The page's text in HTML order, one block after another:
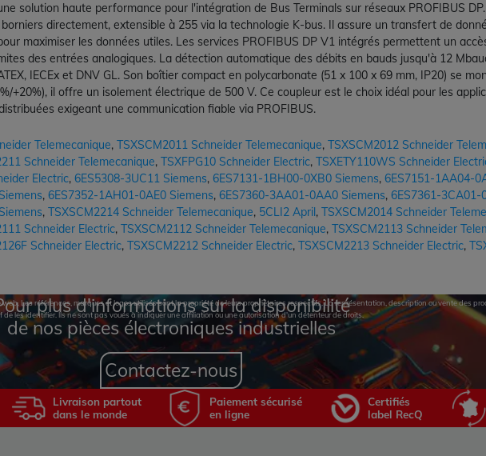
solution haute performance pour l'intégration de Bus Terminals sur réseaux PROFIBUS
directement, extensible à 255 via la technologie K-bus. Il assure un transfert de
maximiser les données utiles. Les services PROFIBUS DP V1 intégrés permettent un
des entrées analogiques. La détection automatique des débits en bauds jusqu'à 12
IECEx et DNV GL. Son boîtier compact en polycarbonate (51 x 100 x 69 mm, IP20) se
+20%), il offre un isolement électrique de 500 V. Ce coupleur est le choix idéal pour les
exigeant une communication fiable via PROFIBUS.
Telemecanique, TSXSCM2011 Schneider Telemecanique, TSXSCM2012 Schneider
Schneider Telemecanique, TSXFPG10 Schneider Electric, TSXETY110WS Schneider
Electric, 6ES5308-3UC11 Siemens, 6ES7131-1BH00-0XB0 Siemens, 6ES7151-1AA04-
, 6ES7352-1AH01-0AE0 Siemens, 6ES7360-3AA01-0AA0 Siemens, 6ES7361-3CA01-
, TSXSCM2214 Schneider Telemecanique, 5CLI2 April, TSXSCM2014 Schneider
Schneider Electric, TSXSCM2112 Schneider Telemecanique, TSXSCM2113 Schneider
Schneider Electric, TSXSCM2212 Schneider Electric, TSXSCM2213 Schneider Electric,
Les références, marques et logos utilisés sont la propriété de leurs propriétaires respectifs. La représentation, description ou vente des
de les identifier. Ils ne sont pas voués à indiquer une affiliation ou une autorisation d'un détenteur de droits.
plus d'informations sur la disponibilité
de nos pièces électroniques industrielles
Contactez-nous
Livraison partout
dans le monde
Paiement sécurisé
en ligne
Certifiés
label RecQ